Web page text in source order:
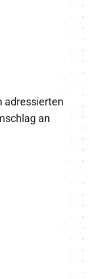
adressierten
an